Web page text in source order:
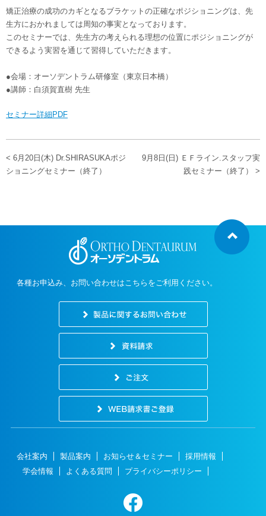
矯正治療の成功のカギとなるブラケットの正確なポジショニングは、先
生方におかれましては周知の事実となっております。
このセミナーでは、先生方の考えられる理想の位置にポジショニングが
できるよう実習を通じて習得していただきます。
●会場：オーソデントラム研修室（東京日本橋）
●講師：白須賀直樹 先生
セミナー詳細PDF
< 6月20日(木) Dr.SHIRASUKAポジ
ショニングセミナー（終了）
9月8日(日) ＥＦライン.スタッフ実
践セミナー（終了） >
各種お申込み、お問い合わせはこちらをご利用ください。
会社案内 製品案内 お知らせ＆セミナー
採用情報
学会情報
よくある質問 プライバシーポリシー